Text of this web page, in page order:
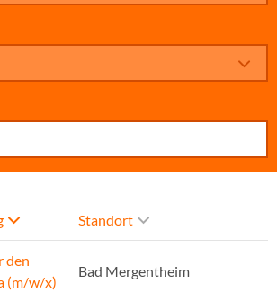
Standort
den
(m/w/x)
Bad Mergentheim